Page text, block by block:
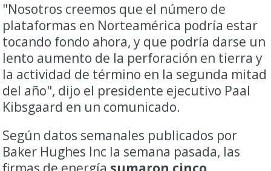
"Nosotros creemos que el número de
plataformas en Norteamérica podría estar
tocando fondo ahora, y que podría darse un
lento aumento de la perforación en tierra y
la actividad de término en la segunda mitad
del año", dijo el presidente ejecutivo Paal
Kibsgaard en un comunicado.
Según datos semanales publicados por
Baker Hughes Inc la semana pasada, las